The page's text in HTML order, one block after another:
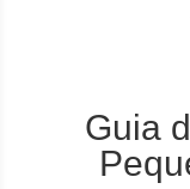
Guia